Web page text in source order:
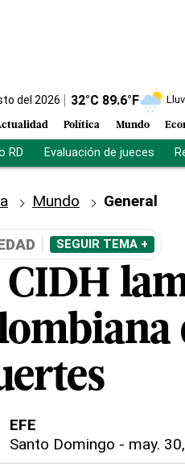
del 2026 32°C 89.6°F
Política Mundo
RD Evaluación de jueces
Mundo General
SEGUIR TEMA +
CIDH
EFE
Santo Domingo - may.